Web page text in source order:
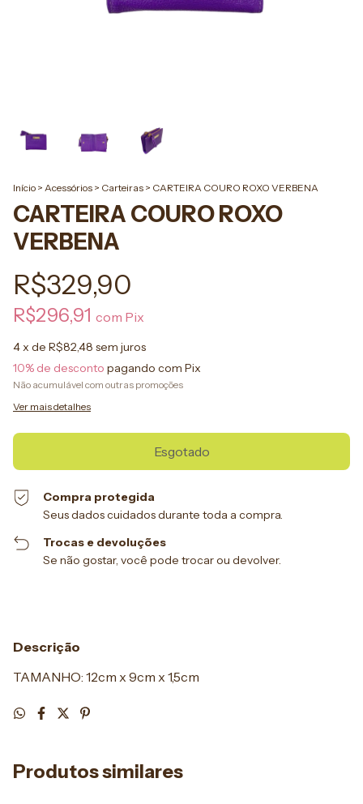
Início > Acessórios > Carteiras > CARTEIRA COURO ROXO VERBENA
CARTEIRA COURO ROXO
VERBENA
R$329,90
R$296,91 com Pix
4x de R$82,48 sem juros
10% de desconto pagando com Pix
Não acumulável com outras promoções
Ver mais detalhes
Compra protegida
Seus dados cuidados durante toda a compra.
Trocas e devoluções
Se não gostar, você pode trocar ou devolver.
Descrição
TAMANHO: 12cm x 9cm x 1,5cm
Produtos similares